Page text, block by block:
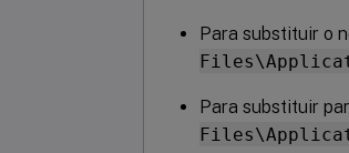
Para substituir o
Para substituir